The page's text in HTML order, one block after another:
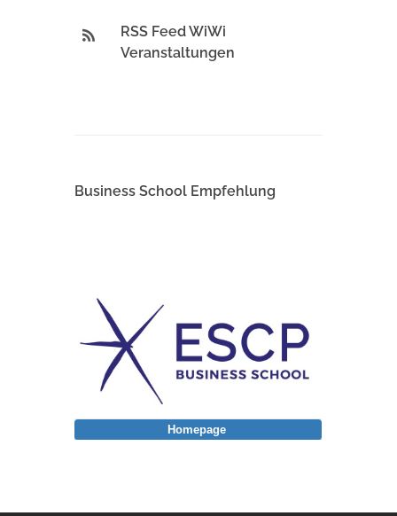
RSS Feed WiWi
Veranstaltungen
Business School Empfehlung
Homepage